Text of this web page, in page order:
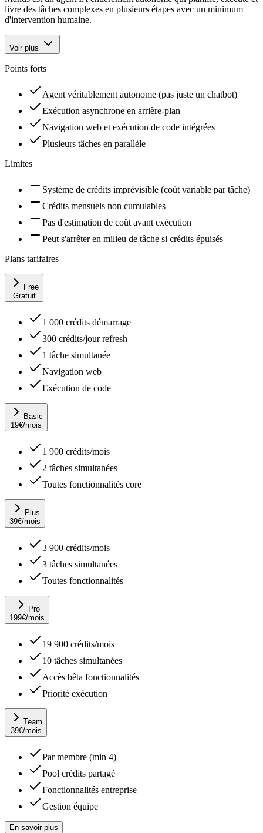
livre des tâches complexes en plusieurs étapes avec un minimum
d'intervention humaine.
Voir plus
Points forts
Agent véritablement autonome (pas juste un chatbot)
Exécution asynchrone en arrière-plan
Navigation web et exécution de code intégrées
Plusieurs tâches en parallèle
Limites
Système de crédits imprévisible (coût variable par tâche)
Crédits mensuels non cumulables
Pas d'estimation de coût avant exécution
Peut s'arrêter en milieu de tâche si crédits épuisés
Plans tarifaires
Free
Gratuit
1 000 crédits démarrage
300 crédits/jour refresh
1 tâche simultanée
Navigation web
Exécution de code
Basic
19€/mois
1 900 crédits/mois
2 tâches simultanées
Toutes fonctionnalités core
Plus
39€/mois
3 900 crédits/mois
3 tâches simultanées
Toutes fonctionnalités
Pro
199€/mois
19 900 crédits/mois
10 tâches simultanées
Accès bêta fonctionnalités
Priorité exécution
Team
39€/mois
Par membre (min 4)
Pool crédits partagé
Fonctionnalités entreprise
Gestion équipe
En savoir plus